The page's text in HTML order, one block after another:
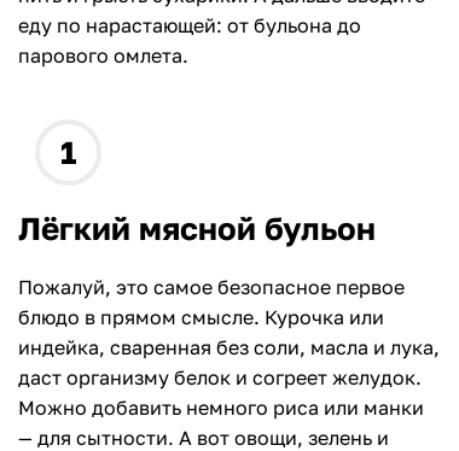
еду по нарастающей: от бульона до
парового омлета.
Лёгкий мясной бульон
Пожалуй, это самое безопасное первое
блюдо в прямом смысле. Курочка или
индейка, сваренная без соли, масла и лука,
даст организму белок и согреет желудок.
Можно добавить немного риса или манки
— для сытности. А вот овощи, зелень и